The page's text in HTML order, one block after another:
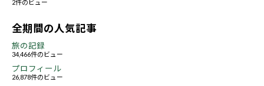
2件のビュー
全期間の人気記事
旅の記録
34,466件のビュー
プロフィール
26,878件のビュー